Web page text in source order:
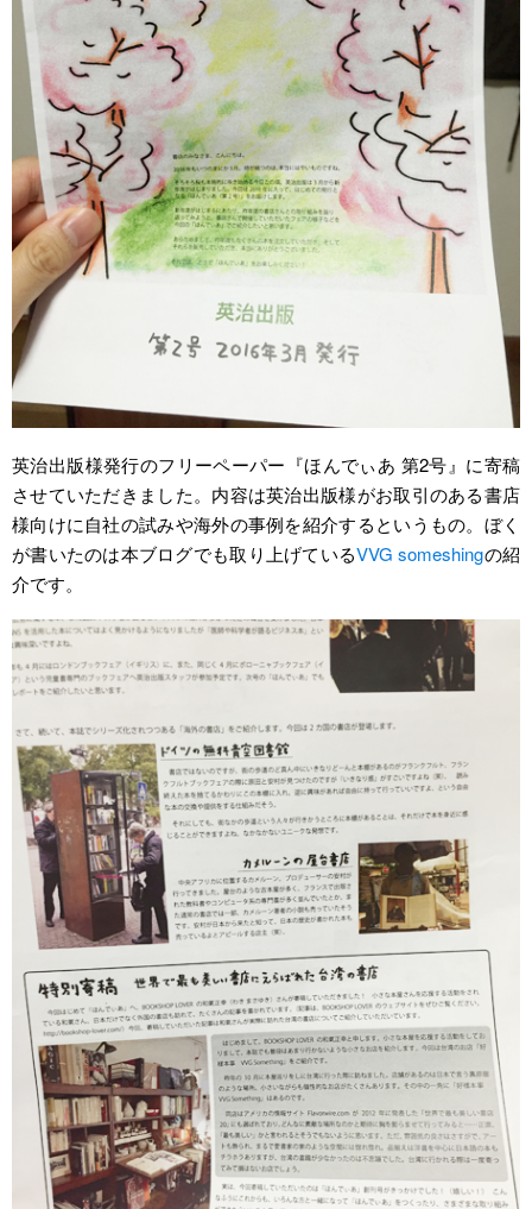
英治出版様発行のフリーペーパー『ほんでぃあ 第2号』に寄稿
させていただきました。内容は英治出版様がお取引のある書店
様向けに自社の試みや海外の事例を紹介するというもの。ぼく
が書いたのは本ブログでも取り上げているVVG someshingの紹
介です。